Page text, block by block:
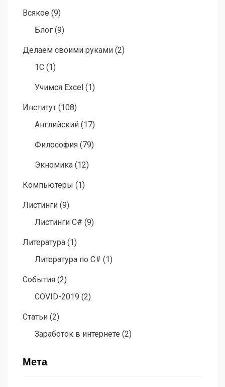
Всякое (9)
Блог (9)
Делаем своими руками (2)
1C (1)
Учимся Excel (1)
Институт (108)
Английский (17)
Философия (79)
Экномика (12)
Компьютеры (1)
Листинги (9)
Листинги C# (9)
Литература (1)
Литература по C# (1)
События (2)
COVID-2019 (2)
Статьи (2)
Заработок в интернете (2)
Мета